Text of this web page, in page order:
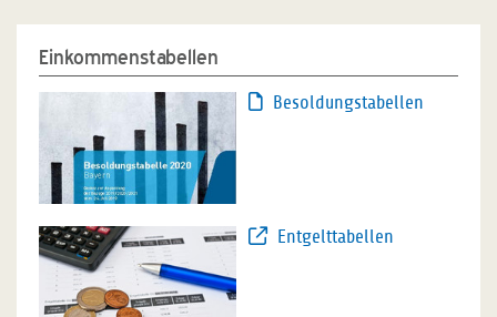
Einkommenstabellen
Besoldungstabellen
Entgelttabellen